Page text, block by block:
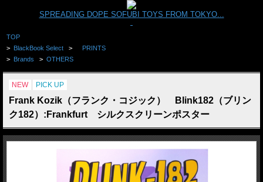
SPREADING DOPE SOFUBI TOYS FROM TOKYO...
TOP
> BlackBook Select > PRINTS
> Brands > OTHERS
NEW PICK UP
Frank Kozik（フランク・コジック） Blink182（ブリン
ク182）:Frankfurt シルクスクリーンポスター